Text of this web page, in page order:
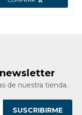
de nuestra tienda.
SUSCRIBIRME